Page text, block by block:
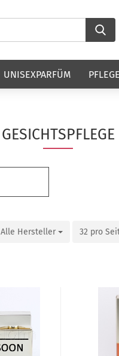
UNISEXPARFÜM PFLEGE
GESICHTSPFLEGE
Alle Hersteller 32 pro